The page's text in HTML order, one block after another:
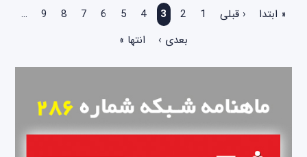
صفحه‌ها
« ابتدا ‹ قبلی 1
2
3
4
5
6
7
8
9
…
بعدی ›
انتها »